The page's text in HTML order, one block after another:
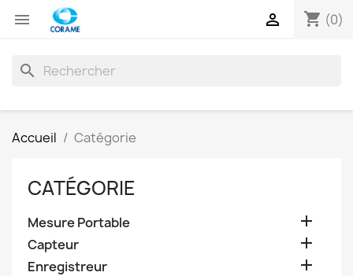
 shopping_cart (0)

search
Accueil Catégorie
CATÉGORIE
Mesure Portable 
Capteur 
Enregistreur 